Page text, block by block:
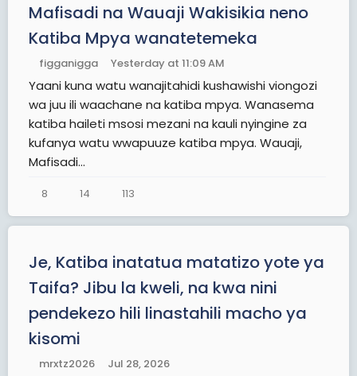
Mafisadi na Wauaji Wakisikia neno
Katiba Mpya wanatetemeka
figganigga Yesterday at 11:09 AM
Yaani kuna watu wanajitahidi kushawishi viongozi
wa juu ili waachane na katiba mpya. Wanasema
katiba haileti msosi mezani na kauli nyingine za
kufanya watu wwapuuze katiba mpya. Wauaji,
Mafisadi...
8 14 113
Je, Katiba inatatua matatizo yote ya
Taifa? Jibu la kweli, na kwa nini
pendekezo hili linastahili macho ya
kisomi
mrxtz2026 Jul 28, 2026